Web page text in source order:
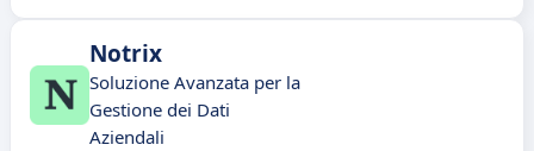
Notrix
Soluzione Avanzata per la
Gestione dei Dati
Aziendali